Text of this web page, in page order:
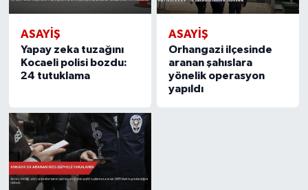
ASAYIŞ
Yapay zeka tuzağını
Kocaeli polisi bozdu:
24 tutuklama
ASAYIŞ
Orhangazi ilçesinde
aranan şahıslara
yönelik operasyon
yapıldı